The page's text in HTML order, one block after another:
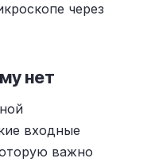
через
нет
входные
важно